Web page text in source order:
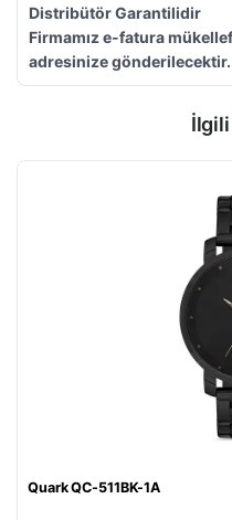
Distribütör Garantilidir
Firmamız e-fatura
adresinize gönderilecektir.
Quark QC-511BK-1A